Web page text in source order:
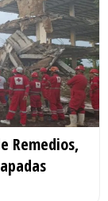
Remedios,